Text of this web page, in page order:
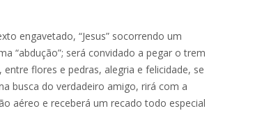
engavetado, “Jesus” socorrendo um
“abdução”; será convidado a pegar o trem
flores e pedras, alegria e felicidade, se
busca do verdadeiro amigo, rirá com a
aéreo e receberá um recado todo especial